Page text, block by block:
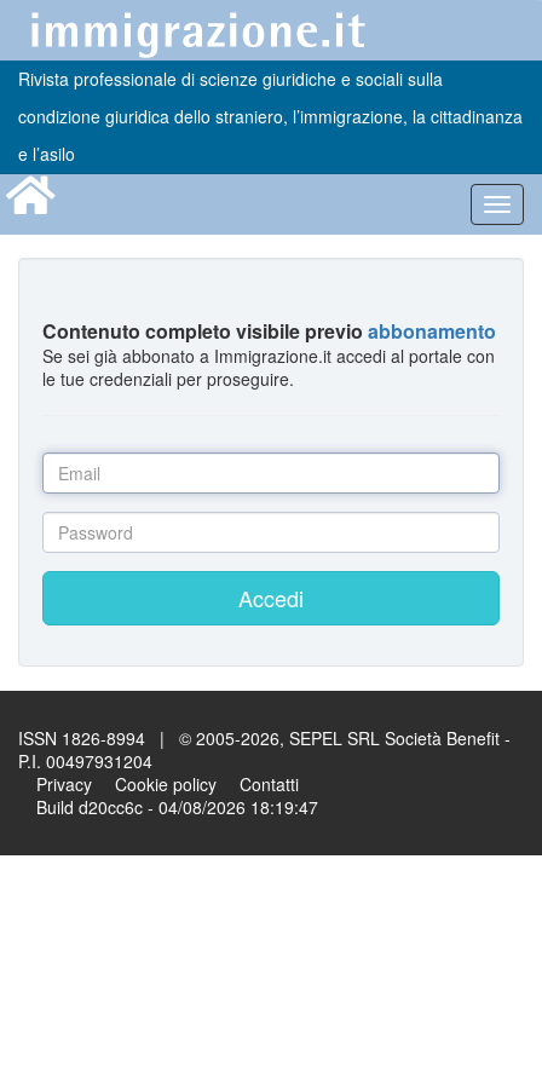
Rivista professionale di scienze giuridiche e sociali sulla
condizione giuridica dello straniero, l’immigrazione, la cittadinanza
e l’asilo
Contenuto completo visibile previo abbonamento
Se sei già abbonato a Immigrazione.it accedi al portale con
le tue credenziali per proseguire.
Accedi
ISSN 1826-8994 | © 2005-2026, SEPEL SRL Società Benefit -
P.I. 00497931204
Privacy
Cookie policy
Contatti
Build d20cc6c - 04/08/2026 18:19:47